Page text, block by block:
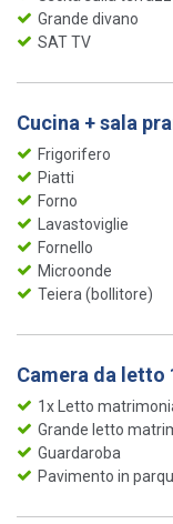
Grande divano
SAT TV
Cucina + sala
Frigorifero
Piatti
Forno
Lavastoviglie
Fornello
Microonde
Teiera (bollitore)
Camera da letto
1x Letto
Grande letto
Guardaroba
Pavimento in